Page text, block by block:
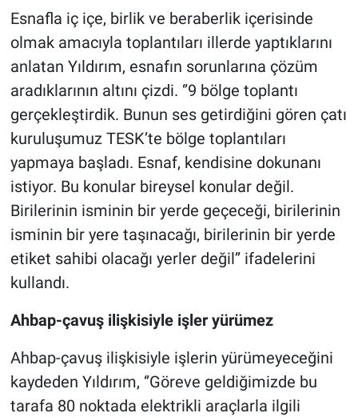
Esnafla iç içe, birlik ve beraberlik içerisinde
olmak amacıyla toplantıları illerde yaptıklarını
anlatan Yıldırım, esnafın sorunlarına çözüm
aradıklarının altını çizdi. ‘’9 bölge toplantı
gerçekleştirdik. Bunun ses getirdiğini gören çatı
kuruluşumuz TESK’te bölge toplantıları
yapmaya başladı. Esnaf, kendisine dokunanı
istiyor. Bu konular bireysel konular değil.
Birilerinin isminin bir yerde geçeceği, birilerinin
isminin bir yere taşınacağı, birilerinin bir yerde
etiket sahibi olacağı yerler değil’’ ifadelerini
kullandı.
Ahbap-çavuş ilişkisiyle işler yürümez
Ahbap-çavuş ilişkisiyle işlerin yürümeyeceğini
kaydeden Yıldırım, ‘’Göreve geldiğimizde bu
tarafa 80 noktada elektrikli araçlarla ilgili